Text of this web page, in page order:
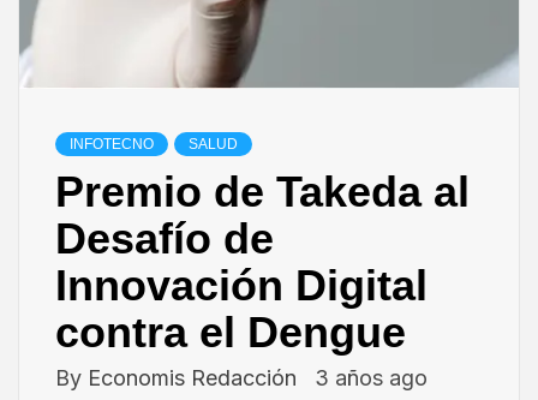
INFOTECNO SALUD
Premio de Takeda al
Desafío de
Innovación Digital
contra el Dengue
By Economis Redacción 3 años ago